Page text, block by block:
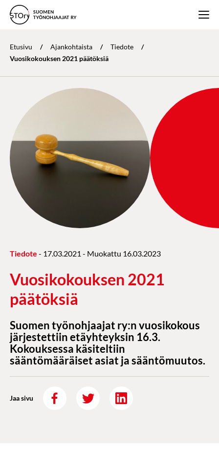
Etusivu / Ajankohtaista / Tiedote
/
Vuosikokouksen 2021 päätöksiä
Tiedote - 17.03.2021 - Muokattu 16.03.2023
Vuosikokouksen 2021
päätöksiä
Suomen työnohjaajat ry:n vuosikokous
järjestettiin etäyhteyksin 16.3.
Kokouksessa käsiteltiin
sääntömääräiset asiat ja sääntömuutos.
Jaa sivu